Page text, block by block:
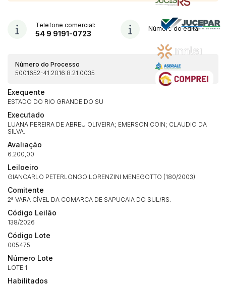
Telefone comercial:
54 9 9191-0723
Número do edital
Número do Processo
5001652-41.2016.8.21.0035
Exequente
ESTADO DO RIO GRANDE DO SU
Executado
LUANA PEREIRA DE ABREU OLIVEIRA; EMERSON COIN; CLAUDIO DA
SILVA.
Avaliação
6.200,00
Leiloeiro
GIANCARLO PETERLONGO LORENZINI MENEGOTTO (180/2003)
Comitente
2ª VARA CÍVEL DA COMARCA DE SAPUCAIA DO SUL/RS.
Código Leilão
138/2026
Código Lote
005475
Número Lote
LOTE 1
Habilitados
Envie sua Proposta
Habilite-se para efetuar lances ou
propostas